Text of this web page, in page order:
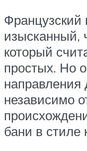
Французский
изысканный,
который
простых. Но
направления
независимо
бани в стиле